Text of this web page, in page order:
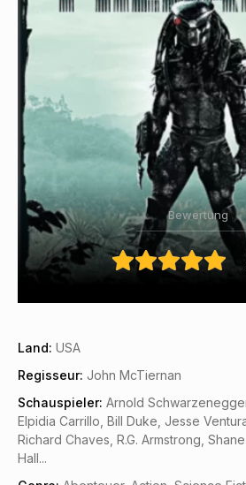
Bewertung
Land: USA
Regisseur: John McTiernan
Schauspieler: Arnold
Elpidia Carrillo, Bill Duke, Jesse
Richard Chaves, R.G. Armstrong,
Hall...